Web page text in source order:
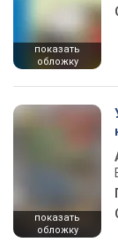
показать
обложку
показать
обложку